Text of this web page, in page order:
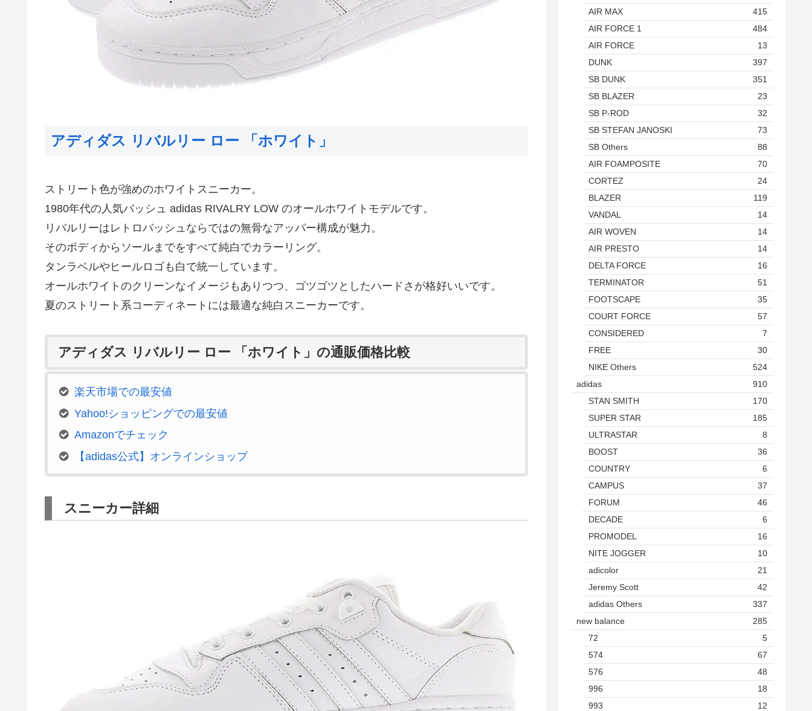
アディダス リバルリー ロー 「ホワイト」
ストリート色が強めのホワイトスニーカー。
1980年代の人気バッシュ adidas RIVALRY LOW のオールホワイトモデルです。
リバルリーはレトロバッシュならではの無骨なアッパー構成が魅力。
そのボディからソールまでをすべて純白でカラーリング。
タンラベルやヒールロゴも白で統一しています。
オールホワイトのクリーンなイメージもありつつ、ゴツゴツとしたハードさが格好いいです。
夏のストリート系コーディネートには最適な純白スニーカーです。
アディダス リバルリー ロー 「ホワイト」の通販価格比較
楽天市場での最安値
Yahoo!ショッピングでの最安値
Amazonでチェック
【adidas公式】オンラインショップ
スニーカー詳細
AIR MAX
415
AIR FORCE 1
484
AIR FORCE
13
DUNK
397
SB DUNK
351
SB BLAZER
23
SB P-ROD
32
SB STEFAN JANOSKI
73
SB Others
88
AIR FOAMPOSITE
70
CORTEZ
24
BLAZER
119
VANDAL
14
AIR WOVEN
14
AIR PRESTO
14
DELTA FORCE
16
TERMINATOR
51
FOOTSCAPE
35
COURT FORCE
57
CONSIDERED
7
FREE
30
NIKE Others
524
adidas
910
STAN SMITH
170
SUPER STAR
185
ULTRASTAR
8
BOOST
36
COUNTRY
6
CAMPUS
37
FORUM
46
DECADE
6
PROMODEL
16
NITE JOGGER
10
adicolor
21
Jeremy Scott
42
adidas Others
337
new balance
285
72
5
574
67
576
48
996
18
993
12